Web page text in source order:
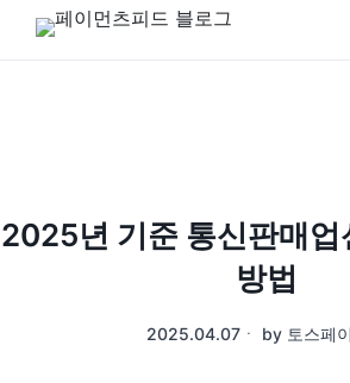
2025년 기준 통신판매업
방법
2025.04.07 ㆍ by 토스페